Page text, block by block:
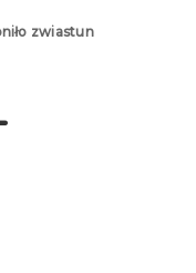
zwiastun